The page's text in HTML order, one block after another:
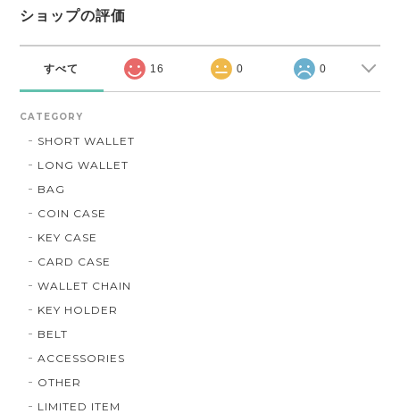
ショップの評価
すべて 16 0 0
CATEGORY
SHORT WALLET
LONG WALLET
BAG
COIN CASE
KEY CASE
CARD CASE
WALLET CHAIN
KEY HOLDER
BELT
ACCESSORIES
OTHER
LIMITED ITEM